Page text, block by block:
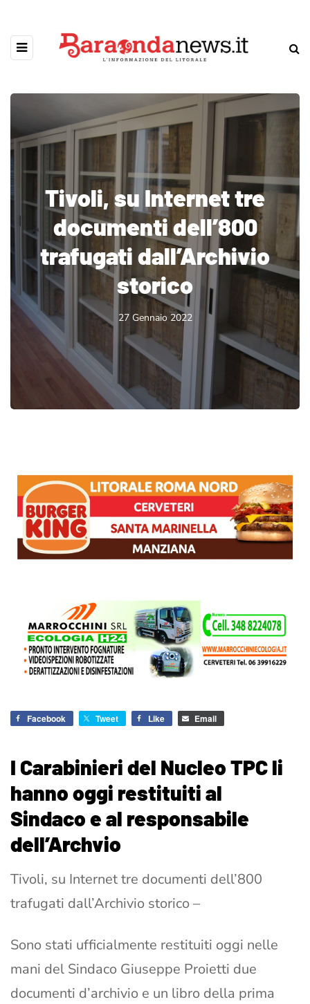
Tivoli, su Internet tre
documenti dell’800
trafugati dall’Archivio
storico
27 Gennaio 2022
Facebook Tweet Like Email
I Carabinieri del Nucleo TPC li
hanno oggi restituiti al
Sindaco e al responsabile
dell’Archvio
Tivoli, su Internet tre documenti dell’800
trafugati dall’Archivio storico –
Sono stati ufficialmente restituiti oggi nelle
mani del Sindaco Giuseppe Proietti due
documenti d’archivio e un libro della prima